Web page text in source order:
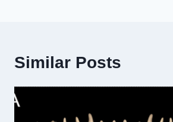
Similar Posts